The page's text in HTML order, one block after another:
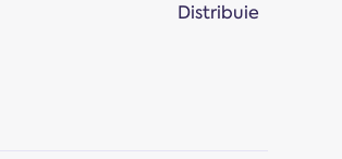
Distribuie